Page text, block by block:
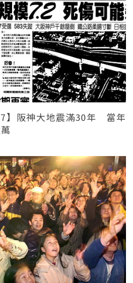
】阪神大地震滿30年 當年